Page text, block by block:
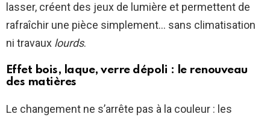
lasser, créent des jeux de lumière et permettent de
rafraîchir une pièce simplement… sans climatisation
ni travaux lourds.
Effet bois, laque, verre dépoli : le renouveau
des matières
Le changement ne s’arrête pas à la couleur : les